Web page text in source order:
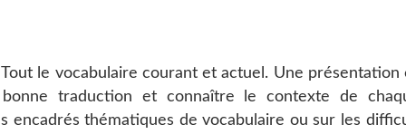
le vocabulaire courant et actuel. Une
traduction et connaître le contexte de
encadrés thématiques de vocabulaire ou sur les